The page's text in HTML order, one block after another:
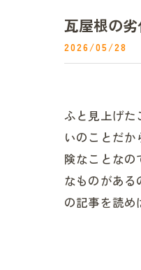
瓦屋根の
2026/05/28
ふと見上げた
いのことだ
険なことな
なものがあ
の記事を読め